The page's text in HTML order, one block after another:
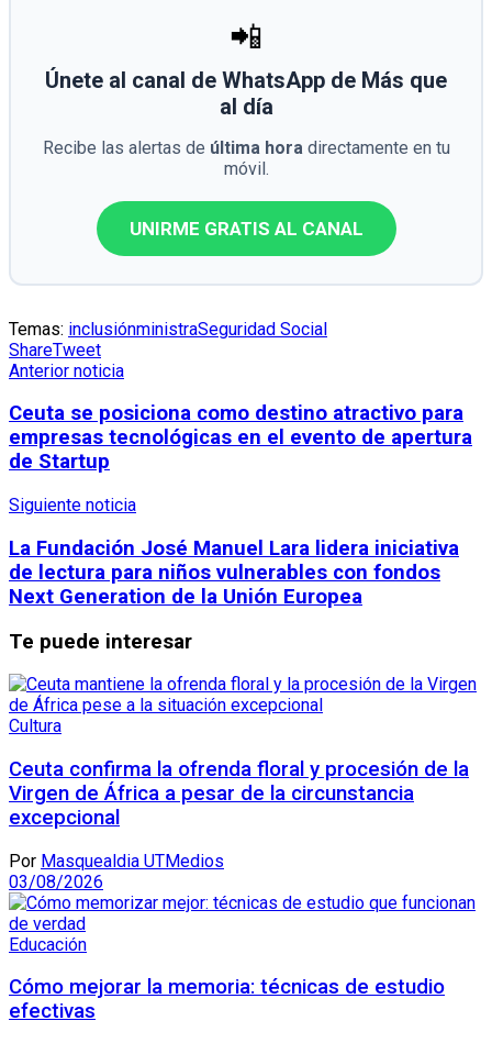
📲
Únete al canal de WhatsApp de Más que
al día
Recibe las alertas de última hora directamente en tu
móvil.
UNIRME GRATIS AL CANAL
Temas: inclusiónministraSeguridad Social
ShareTweet
Anterior noticia
Ceuta se posiciona como destino atractivo para
empresas tecnológicas en el evento de apertura
de Startup
Siguiente noticia
La Fundación José Manuel Lara lidera iniciativa
de lectura para niños vulnerables con fondos
Next Generation de la Unión Europea
Te puede interesar
Cultura
Ceuta confirma la ofrenda floral y procesión de la
Virgen de África a pesar de la circunstancia
excepcional
Por Masquealdia UTMedios
03/08/2026
Educación
Cómo mejorar la memoria: técnicas de estudio
efectivas